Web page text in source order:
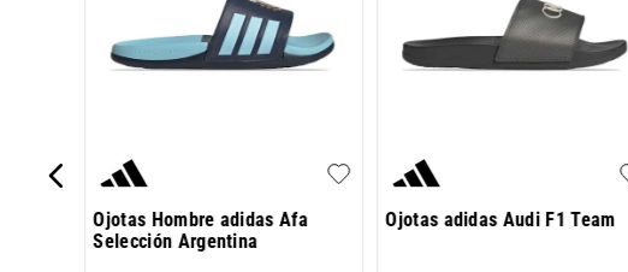
Ojotas Hombre adidas Afa
Selección Argentina
Ojotas adidas Audi F1 Team